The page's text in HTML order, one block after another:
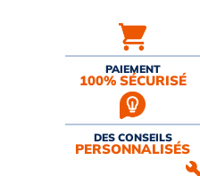
PAIEMENT
100% SÉCURISÉ
DES CONSEILS
PERSONNALISÉS